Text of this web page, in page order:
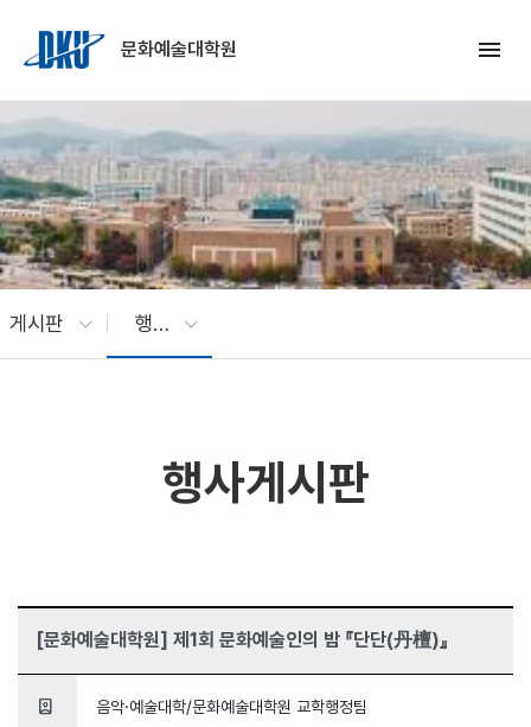
문화예술대학원
menu
게시판 행사게시판
행사게시판
[문화예술대학원] 제1회 문화예술인의 밤 『단단(丹檀)』
person_book 음악·예술대학/문화예술대학원 교학행정팀